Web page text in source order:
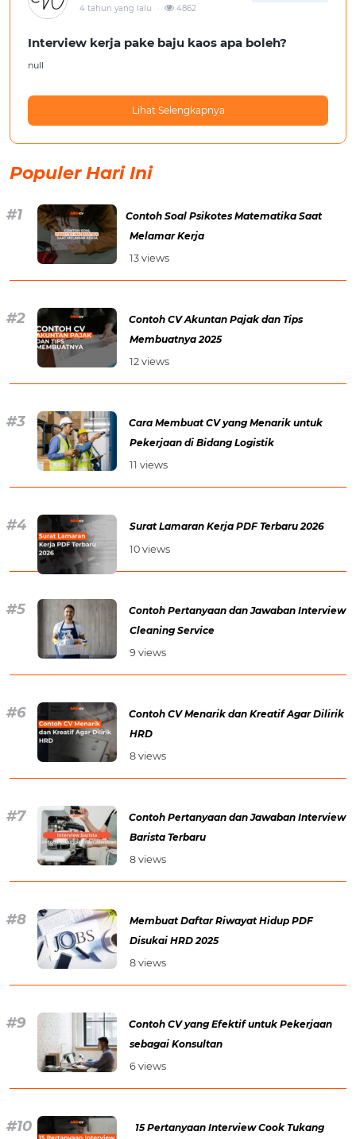
4 tahun yang lalu . 4862
Interview kerja pake baju kaos apa boleh?
null
Lihat Selengkapnya
Populer Hari Ini
Contoh Soal Psikotes Matematika Saat
Melamar Kerja
13 views
Contoh CV Akuntan Pajak dan Tips
Membuatnya 2025
12 views
Cara Membuat CV yang Menarik untuk
Pekerjaan di Bidang Logistik
11 views
Surat Lamaran Kerja PDF Terbaru 2026
10 views
Contoh Pertanyaan dan Jawaban Interview
Cleaning Service
9 views
Contoh CV Menarik dan Kreatif Agar Dilirik
HRD
8 views
Contoh Pertanyaan dan Jawaban Interview
Barista Terbaru
8 views
Membuat Daftar Riwayat Hidup PDF
Disukai HRD 2025
8 views
Contoh CV yang Efektif untuk Pekerjaan
sebagai Konsultan
6 views
15 Pertanyaan Interview Cook Tukang